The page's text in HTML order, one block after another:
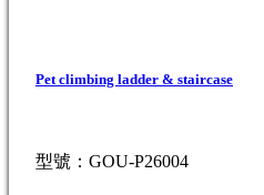
Pet climbing ladder & staircase
型號：GOU-P26004